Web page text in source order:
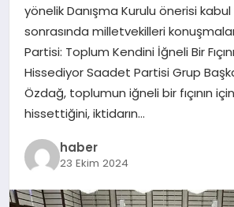
MAGAZIN
yönelik Danışma Kurulu önerisi
sonrasında milletvekilleri
Partisi: Toplum Kendini İğneli Bir
Hissediyor Saadet Partisi Grup
Özdağ, toplumun iğneli bir fıçının
hissettiğini, iktidarın…
haber
23 Ekim 2024